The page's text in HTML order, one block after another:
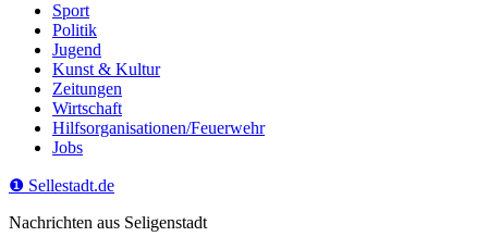
Sport
Politik
Jugend
Kunst & Kultur
Zeitungen
Wirtschaft
Hilfsorganisationen/Feuerwehr
Jobs
❶ Sellestadt.de
Nachrichten aus Seligenstadt